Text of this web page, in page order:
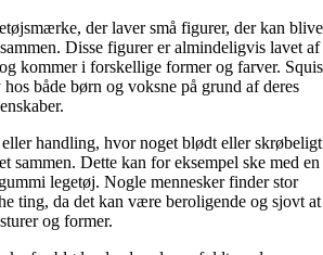
der laver små figurer, der kan blive
Disse figurer er almindeligvis lavet af
kommer i forskellige former og farver. Squis
både børn og voksne på grund af deres
handling, hvor noget blødt eller skrøbeligt
sammen. Dette kan for eksempel ske med en
legetøj. Nogle mennesker finder stor
ting, da det kan være beroligende og sjovt at
og former.